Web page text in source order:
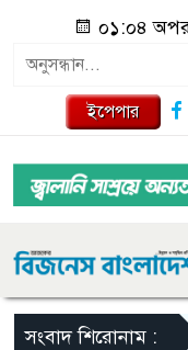
০১:০৪
ইপেপার
সংবাদ শিরোনাম :